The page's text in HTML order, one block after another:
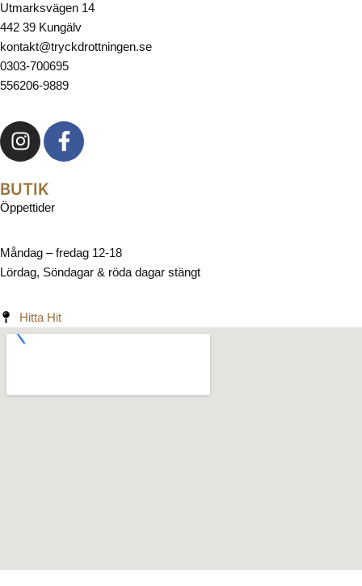
Utmarksvägen 14
442 39 Kungälv
kontakt@tryckdrottningen.se
0303-700695
556206-9889
BUTIK
Öppettider
Måndag – fredag 12-18
Lördag, Söndagar & röda dagar stängt
Hitta Hit